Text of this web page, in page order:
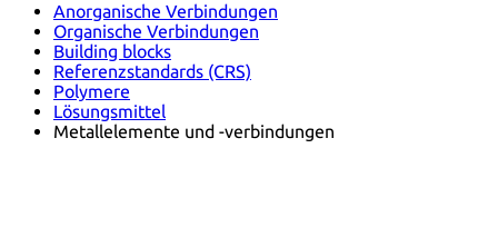
Anorganische Verbindungen
Organische Verbindungen
Building blocks
Referenzstandards (CRS)
Polymere
Lösungsmittel
Metallelemente und -verbindungen